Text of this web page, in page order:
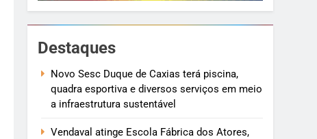
Destaques
Novo Sesc Duque de Caxias terá piscina,
quadra esportiva e diversos serviços em meio
a infraestrutura sustentável
Vendaval atinge Escola Fábrica dos Atores,